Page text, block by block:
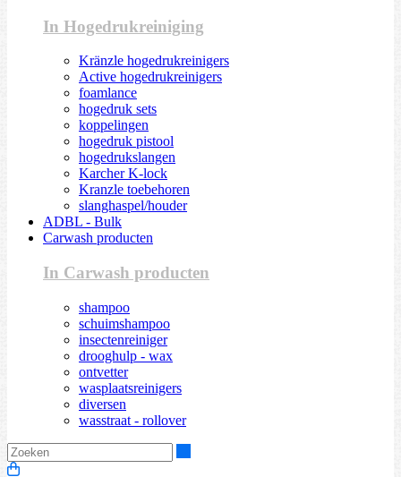
In Hogedrukreiniging
Kränzle hogedrukreinigers
Active hogedrukreinigers
foamlance
hogedruk sets
koppelingen
hogedruk pistool
hogedrukslangen
Karcher K-lock
Kranzle toebehoren
slanghaspel/houder
ADBL - Bulk
Carwash producten
In Carwash producten
shampoo
schuimshampoo
insectenreiniger
drooghulp - wax
ontvetter
wasplaatsreinigers
diversen
wasstraat - rollover